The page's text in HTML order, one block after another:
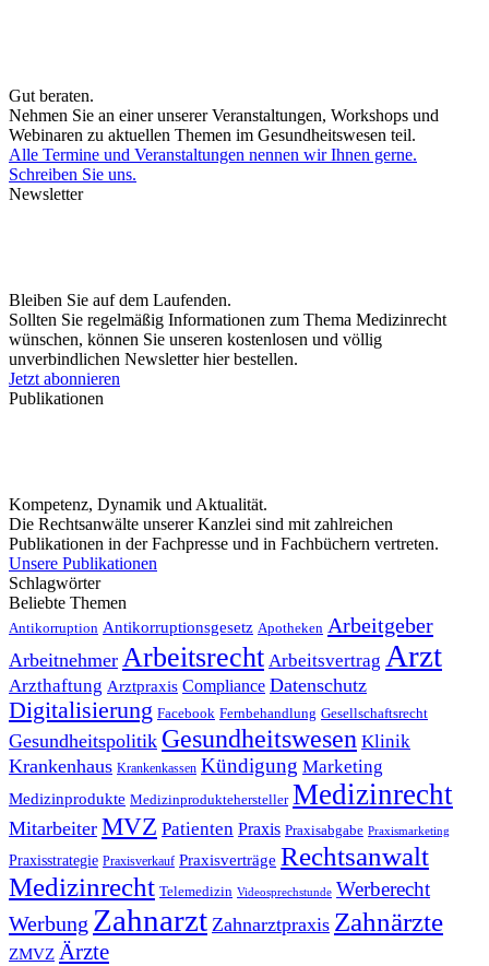
Gut beraten.
Nehmen Sie an einer unserer Veranstaltungen, Workshops und
Webinaren zu aktuellen Themen im Gesundheitswesen teil.
Alle Termine und Veranstaltungen nennen wir Ihnen gerne.
Schreiben Sie uns.
Newsletter
Bleiben Sie auf dem Laufenden.
Sollten Sie regelmäßig Informationen zum Thema Medizinrecht
wünschen, können Sie unseren kostenlosen und völlig
unverbindlichen Newsletter hier bestellen.
Jetzt abonnieren
Publikationen
Kompetenz, Dynamik und Aktualität.
Die Rechtsanwälte unserer Kanzlei sind mit zahlreichen
Publikationen in der Fachpresse und in Fachbüchern vertreten.
Unsere Publikationen
Schlagwörter
Beliebte Themen
Antikorruption Antikorruptionsgesetz Apotheken Arbeitgeber
Arbeitnehmer Arbeitsrecht Arbeitsvertrag Arzt
Arzthaftung Arztpraxis Compliance Datenschutz
Digitalisierung Facebook Fernbehandlung Gesellschaftsrecht
Gesundheitspolitik Gesundheitswesen Klinik
Krankenhaus Krankenkassen Kündigung Marketing
Medizinprodukte Medizinproduktehersteller Medizinrecht
Mitarbeiter MVZ Patienten Praxis Praxisabgabe Praxismarketing
Praxisstrategie Praxisverkauf Praxisverträge Rechtsanwalt
Medizinrecht Telemedizin Videosprechstunde Werberecht
Werbung Zahnarzt Zahnarztpraxis Zahnärzte
ZMVZ Ärzte